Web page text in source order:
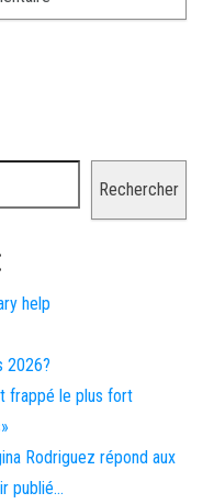
Rechercher
help
2026?
frappé le plus fort
Rodriguez répond aux
publié…